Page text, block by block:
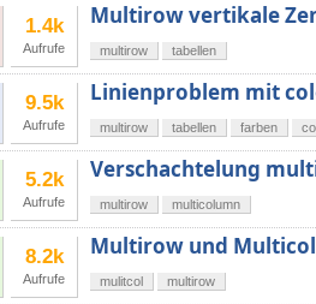
1.4k
Aufrufe
Multirow vertikale
multirow tabellen
9.5k
Aufrufe
Linienproblem mit
multirow tabellen farben
5.2k
Aufrufe
Verschachtelung
multirow multicolumn
8.2k
Aufrufe
Multirow und
mulitcol multirow